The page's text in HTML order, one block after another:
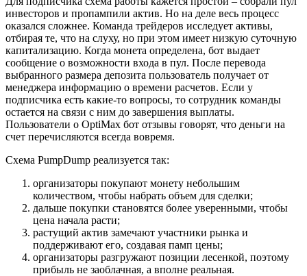
инвесторов и пропампили актив. Но на деле весь процесс
оказался сложнее. Команда трейдеров исследует активы,
отбирая те, что на слуху, но при этом имеет низкую суточную
капитализацию. Когда монета определена, бот выдает
сообщение о возможности входа в пул. После перевода
выбранного размера депозита пользователь получает от
менеджера информацию о времени расчетов. Если у
подписчика есть какие-то вопросы, то сотрудник команды
остается на связи с ним до завершения выплаты.
Пользователи о OptiMax бот отзывы говорят, что деньги на
счет перечисляются всегда вовремя.
Схема PumpDump реализуется так:
организаторы покупают монету небольшим
количеством, чтобы набрать объем для сделки;
дальше покупки становятся более уверенными, чтобы
цена начала расти;
растущий актив замечают участники рынка и
поддерживают его, создавая памп цены;
организаторы разгружают позиции лесенкой, поэтому
прибыль не заоблачная, а вполне реальная.